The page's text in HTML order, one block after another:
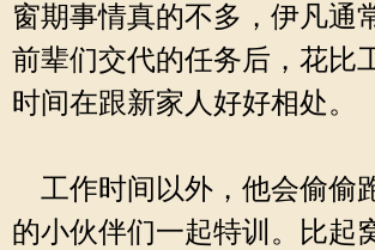
窗期事情真的不多，伊凡通
前辈们交代的任务后，花比
时间在跟新家人好好相处。
工作时间以外，他会偷偷
的小伙伴们一起特训。比起